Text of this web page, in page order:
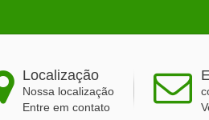
Localização
Nossa localização
Entre em contato